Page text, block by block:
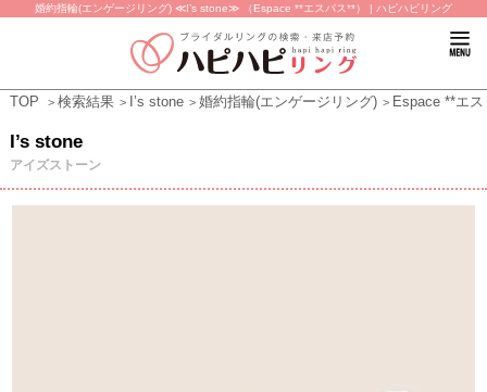
婚約指輪(エンゲージリング) ≪I’s stone≫ （Espace **エスパス**） | ハピハピリング
TOP 検索結果 I’s stone 婚約指輪(エンゲージリング) Espace **エ
I’s stone
アイズストーン